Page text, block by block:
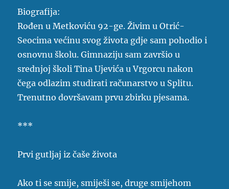
Biografija:
Rođen u Metkoviću 92-ge. Živim u Otrić-
Seocima većinu svog života gdje sam pohodio i
osnovnu školu. Gimnaziju sam završio u
srednjoj školi Tina Ujevića u Vrgorcu nakon
čega odlazim studirati računarstvo u Splitu.
Trenutno dovršavam prvu zbirku pjesama.
***
Prvi gutljaj iz čaše života
Ako ti se smije, smiješi se, druge smijehom